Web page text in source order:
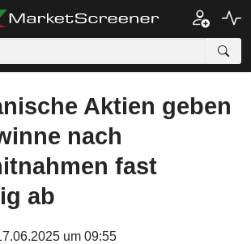
Aktien geben
nach
fast
ab
um 09:55